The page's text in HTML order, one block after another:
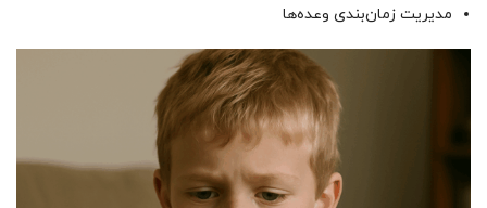
مدیریت زمان‌بندی وعده‌ها